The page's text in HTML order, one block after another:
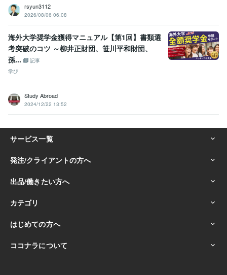
rsyun3112
2026/08/06 06:08
海外大学奨学金獲得マニュアル【第1回】書類選
考突破のコツ ～柳井正財団、笹川平和財団、
孫...
記事
学び
Study Abroad
2024/12/22 13:52